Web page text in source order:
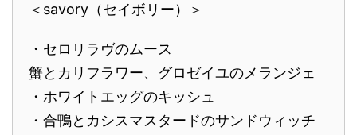
＜savory（セイボリー）＞
・セロリラヴのムース
蟹とカリフラワー、グロゼイユのメランジェ
・ホワイトエッグのキッシュ
・合鴨とカシスマスタードのサンドウィッチ